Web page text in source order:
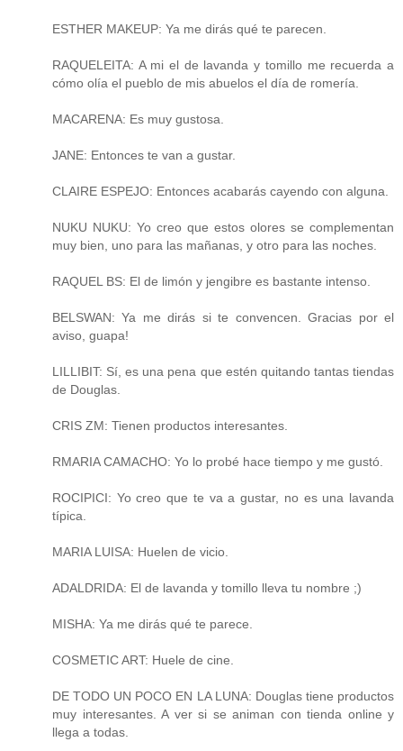
ESTHER MAKEUP: Ya me dirás qué te parecen.
RAQUELEITA: A mi el de lavanda y tomillo me recuerda a
cómo olía el pueblo de mis abuelos el día de romería.
MACARENA: Es muy gustosa.
JANE: Entonces te van a gustar.
CLAIRE ESPEJO: Entonces acabarás cayendo con alguna.
NUKU NUKU: Yo creo que estos olores se complementan
muy bien, uno para las mañanas, y otro para las noches.
RAQUEL BS: El de limón y jengibre es bastante intenso.
BELSWAN: Ya me dirás si te convencen. Gracias por el
aviso, guapa!
LILLIBIT: Sí, es una pena que estén quitando tantas tiendas
de Douglas.
CRIS ZM: Tienen productos interesantes.
RMARIA CAMACHO: Yo lo probé hace tiempo y me gustó.
ROCIPICI: Yo creo que te va a gustar, no es una lavanda
típica.
MARIA LUISA: Huelen de vicio.
ADALDRIDA: El de lavanda y tomillo lleva tu nombre ;)
MISHA: Ya me dirás qué te parece.
COSMETIC ART: Huele de cine.
DE TODO UN POCO EN LA LUNA: Douglas tiene productos
muy interesantes. A ver si se animan con tienda online y
llega a todas.